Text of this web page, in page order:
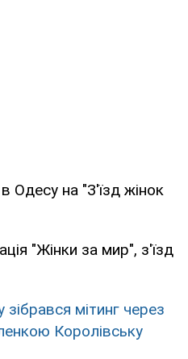
Одесу на "З'їзд жінок
"Жінки за мир", з'їзд
мітинг через
Королівську